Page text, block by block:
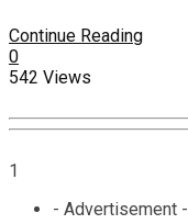
Continue Reading
0
542 Views
1
- Advertisement -